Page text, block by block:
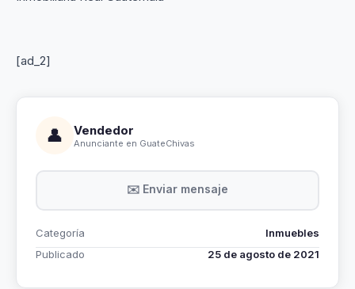
[ad_2]
👤 Vendedor
Anunciante en GuateChivas
✉️ Enviar mensaje
Categoría
Inmuebles
Publicado
25 de agosto de 2021